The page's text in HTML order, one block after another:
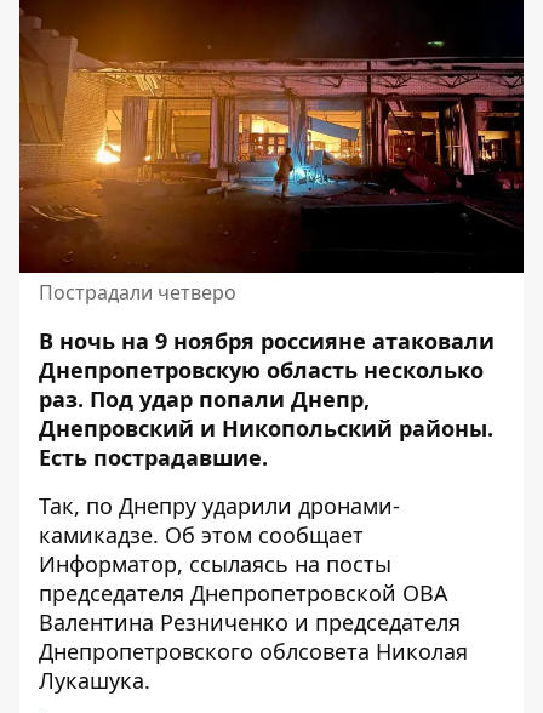
Пострадали четверо
В ночь на 9 ноября россияне атаковали
Днепропетровскую область несколько
раз. Под удар попали Днепр,
Днепровский и Никопольский районы.
Есть пострадавшие.
Так, по Днепру ударили дронами-
камикадзе. Об этом сообщает
Информатор, ссылаясь на посты
председателя Днепропетровской ОВА
Валентина Резниченко и председателя
Днепропетровского облсовета Николая
Лукашука.